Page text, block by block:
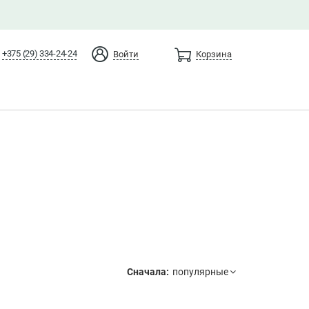
+375 (29) 334-24-24 Войти Корзина
Сначала: